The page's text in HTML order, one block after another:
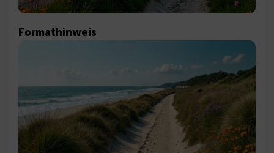
Formathinweis